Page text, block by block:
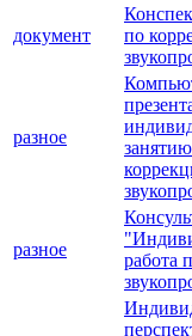
документ
по
разное
разное
работа